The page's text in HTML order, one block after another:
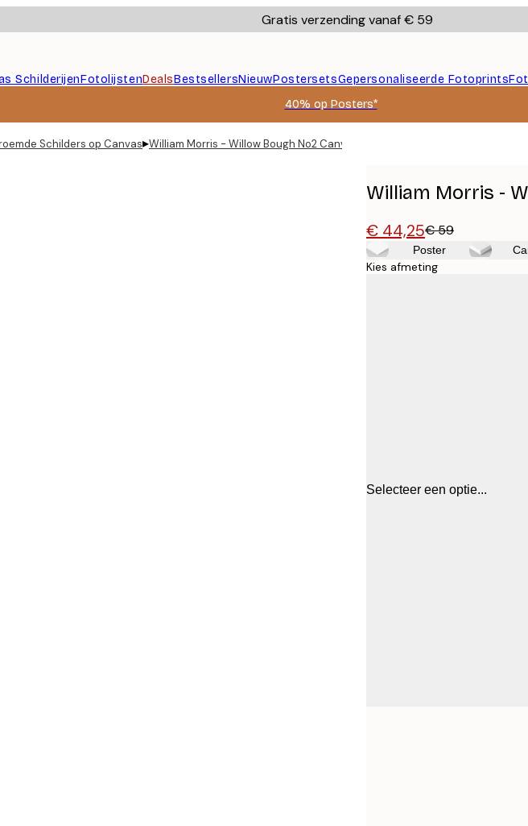
Gratis verzending vanaf € 59
SchilderijenFotolijstenDealsBestsellersNieuwPostersetsGepersonaliseerde Fotoprints
40% op Posters*
Schilders op Canvas▸William Morris - Willow Bough No2 Canvas
William Morris -
€ 44,25€ 59
Poster
Kies afmeting
Selecteer een optie...